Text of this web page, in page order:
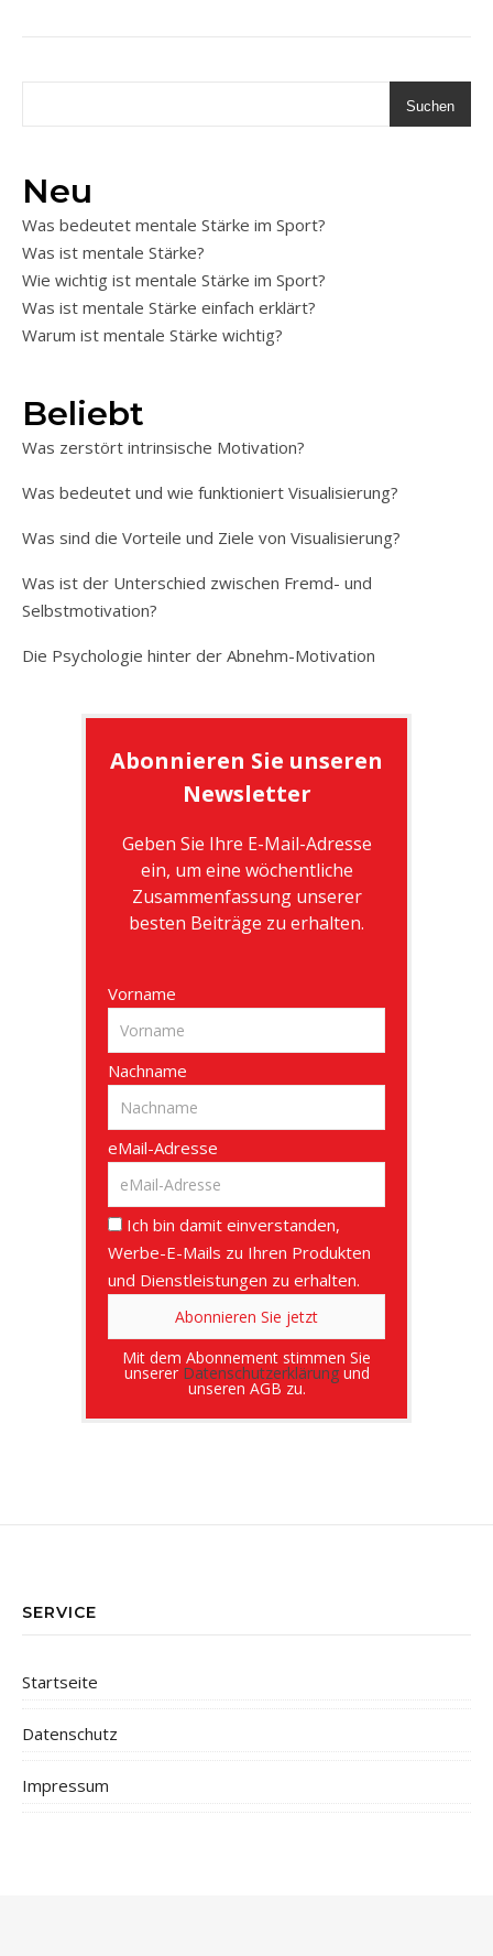
Suchen
Neu
Was bedeutet mentale Stärke im Sport?
Was ist mentale Stärke?
Wie wichtig ist mentale Stärke im Sport?
Was ist mentale Stärke einfach erklärt?
Warum ist mentale Stärke wichtig?
Beliebt
Was zerstört intrinsische Motivation?
Was bedeutet und wie funktioniert Visualisierung?
Was sind die Vorteile und Ziele von Visualisierung?
Was ist der Unterschied zwischen Fremd- und
Selbstmotivation?
Die Psychologie hinter der Abnehm-Motivation
Abonnieren Sie unseren
Newsletter
Geben Sie Ihre E-Mail-Adresse
ein, um eine wöchentliche
Zusammenfassung unserer
besten Beiträge zu erhalten.
Vorname
Nachname
eMail-Adresse
Ich bin damit einverstanden,
Werbe-E-Mails zu Ihren Produkten
und Dienstleistungen zu erhalten.
Mit dem Abonnement stimmen Sie
unserer Datenschutzerklärungund
unseren AGB zu.
SERVICE
Startseite
Datenschutz
Impressum